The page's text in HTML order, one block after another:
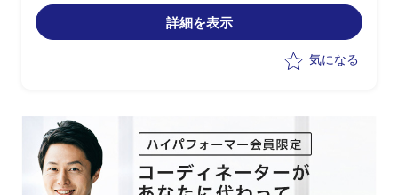
・顧客システムの更改に伴い、移行計画
策定などを担当
詳細を表示
気になる